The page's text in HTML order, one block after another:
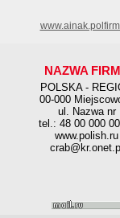
NAZWA
POLSKA -
00-000
ul. Nazwa nr
tel.: 48 00 000
www.polish.ru